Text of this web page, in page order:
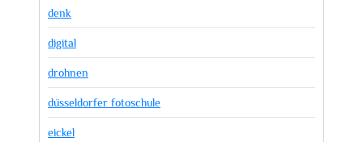
denk
digital
drohnen
düsseldorfer fotoschule
eickel